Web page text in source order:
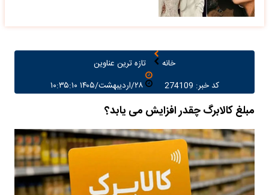
خانه
تازه ترین عناوین
کد خبر: 274109
۲۸/اردیبهشت/۱۴۰۵ ۱۰:۳۵:۱۰
مبلغ کالابرگ چقدر افزایش می یابد؟